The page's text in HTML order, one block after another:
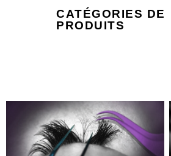
CATÉGORIES DE
PRODUITS